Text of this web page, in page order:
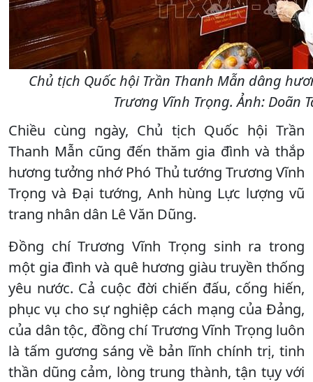
Chủ tịch Quốc hội Trần Thanh Mẫn dâng
Trương Vĩnh Trọng. Ảnh: Doãn
Chiều cùng ngày, Chủ tịch Quốc hội Trần
Thanh Mẫn cũng đến thăm gia đình và thắp
hương tưởng nhớ Phó Thủ tướng Trương Vĩnh
Trọng và Đại tướng, Anh hùng Lực lượng vũ
trang nhân dân Lê Văn Dũng.
Đồng chí Trương Vĩnh Trọng sinh ra trong
một gia đình và quê hương giàu truyền thống
yêu nước. Cả cuộc đời chiến đấu, cống hiến,
phục vụ cho sự nghiệp cách mạng của Đảng,
của dân tộc, đồng chí Trương Vĩnh Trọng luôn
là tấm gương sáng về bản lĩnh chính trị, tinh
thần dũng cảm, lòng trung thành, tận tụy với